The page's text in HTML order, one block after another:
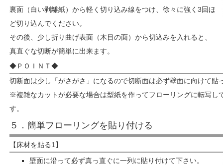
裏面（白い剥離紙）から軽く切り込み線をつけ、徐々に強く3回ほ
ど切り込んでください。
その後、少し折り曲げ表面（木目の面）から切込みを入れると、
真直ぐな切断が簡単に出来ます。
◆ＰＯＩＮＴ◆
切断面は少し「がさがさ」になるので切断面は必ず壁面に向けて貼
※複雑なカットが必要な場合は型紙を作ってフローリングに転写し
す。
５．簡単フローリングを貼り付ける
【床材を貼る1】
壁面に沿って必ず真っ直ぐに一列に貼り付けて下さい。